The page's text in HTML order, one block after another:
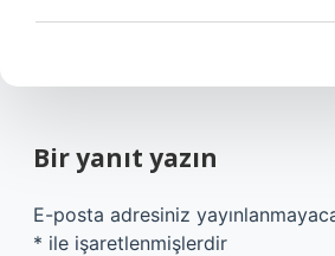
Bir yanıt yazın
E-posta adresiniz
* ile işaretlenmişlerdir